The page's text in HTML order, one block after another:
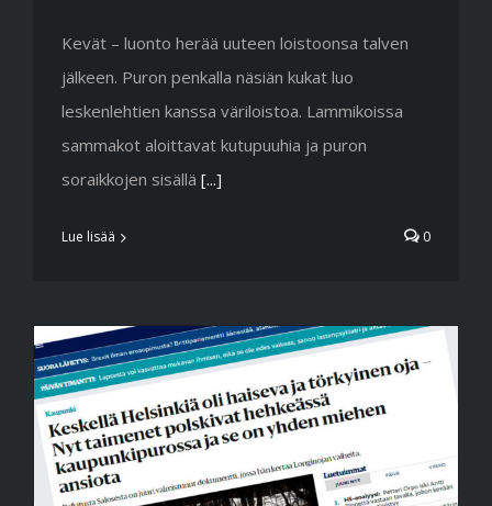
Kevät – luonto herää uuteen loistoonsa talven
jälkeen. Puron penkalla näsiän kukat luo
leskenlehtien kanssa väriloistoa. Lammikoissa
sammakot aloittavat kutupuuhia ja puron
soraikkojen sisällä [...]
Lue lisää 0